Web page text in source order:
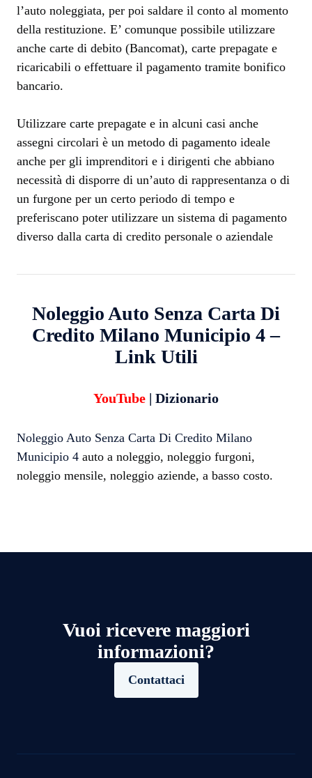
l’auto noleggiata, per poi saldare il conto al momento
della restituzione. E’ comunque possibile utilizzare
anche carte di debito (Bancomat), carte prepagate e
ricaricabili o effettuare il pagamento tramite bonifico
bancario.
Utilizzare carte prepagate e in alcuni casi anche
assegni circolari è un metodo di pagamento ideale
anche per gli imprenditori e i dirigenti che abbiano
necessità di disporre di un’auto di rappresentanza o di
un furgone per un certo periodo di tempo e
preferiscano poter utilizzare un sistema di pagamento
diverso dalla carta di credito personale o aziendale
Noleggio Auto Senza Carta Di
Credito Milano Municipio 4 –
Link Utili
YouTube | Dizionario
Noleggio Auto Senza Carta Di Credito Milano
Municipio 4 auto a noleggio, noleggio furgoni,
noleggio mensile, noleggio aziende, a basso costo.
Vuoi ricevere maggiori
informazioni?
Contattaci